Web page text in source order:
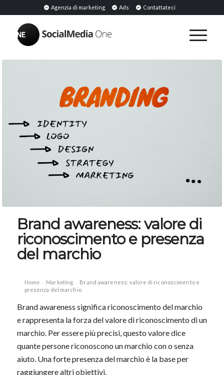
Agenzia di marketing Ads Contattateci
Brand awareness: valore di
riconoscimento e presenza
del marchio
Home › Marketing › Brand awareness: valore di riconoscimento e
presenza del marchio
Brand awareness significa riconoscimento del marchio
e rappresenta la forza del valore di riconoscimento di un
marchio. Per essere più precisi, questo valore dice
quante persone riconoscono un marchio con o senza
aiuto. Una forte presenza del marchio è la base per
raggiungere altri obiettivi.